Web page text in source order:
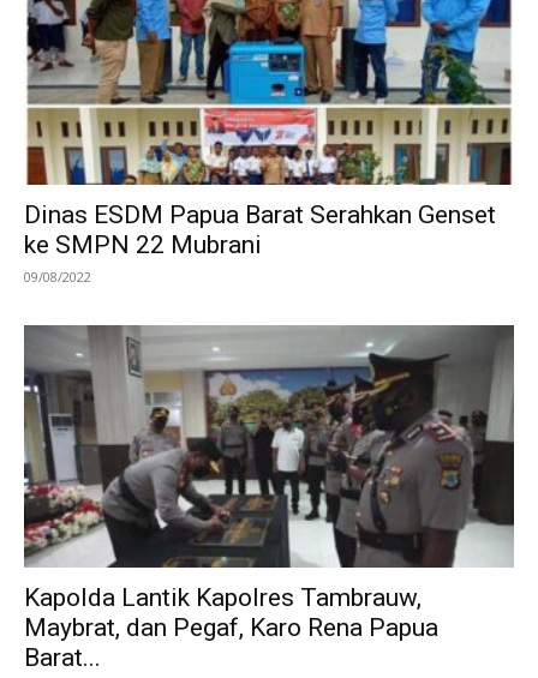
Dinas ESDM Papua Barat Serahkan Genset
ke SMPN 22 Mubrani
09/08/2022
Kapolda Lantik Kapolres Tambrauw,
Maybrat, dan Pegaf, Karo Rena Papua
Barat...